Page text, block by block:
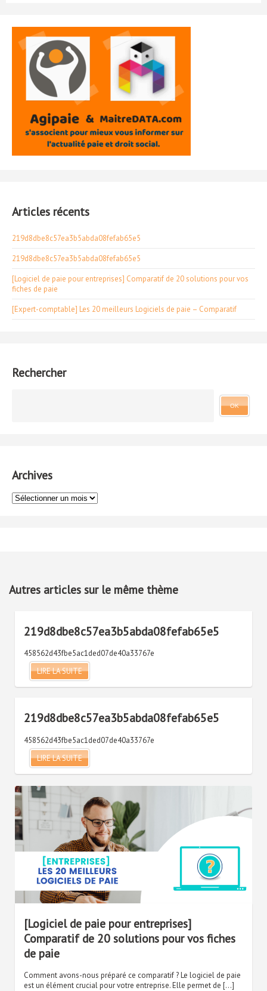
Articles récents
219d8dbe8c57ea3b5abda08fefab65e5
219d8dbe8c57ea3b5abda08fefab65e5
[Logiciel de paie pour entreprises] Comparatif de 20 solutions pour vos
fiches de paie
[Expert-comptable] Les 20 meilleurs Logiciels de paie – Comparatif
Rechercher
Archives
Archives
Autres articles sur le même thème
219d8dbe8c57ea3b5abda08fefab65e5
458562d43fbe5ac1ded07de40a33767e
LIRE LA SUITE
219d8dbe8c57ea3b5abda08fefab65e5
458562d43fbe5ac1ded07de40a33767e
LIRE LA SUITE
[Logiciel de paie pour entreprises]
Comparatif de 20 solutions pour vos fiches
de paie
Comment avons-nous préparé ce comparatif ? Le logiciel de paie
est un élément crucial pour votre entreprise. Elle permet de […]